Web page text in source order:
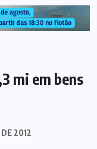
mi em bens
2012